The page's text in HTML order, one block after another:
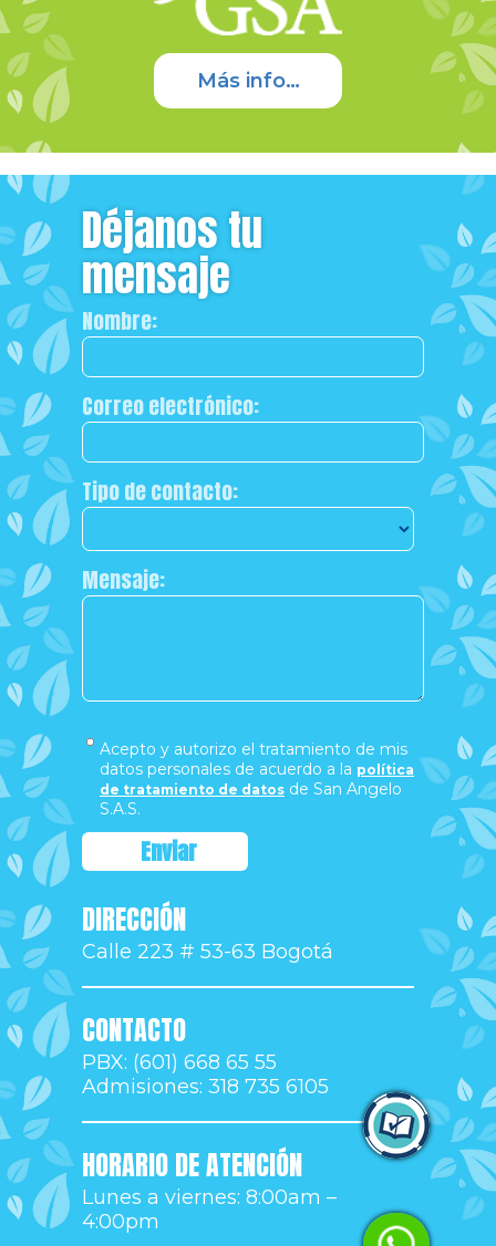
Más info…
Ingresa a Control Academic
Déjanos tu
mensaje
Nombre:
Correo electrónico:
Tipo de contacto:
Mensaje:
Acepto y autorizo el tratamiento de mis
datos personales de acuerdo a la política
de tratamiento de datos de San Angelo
S.A.S.
DIRECCIÓN
Calle 223 # 53-63 Bogotá
CONTACTO
PBX: (601) 668 65 55
Admisiones: 318 735 6105
HORARIO DE ATENCIÓN
Lunes a viernes: 8:00am –
4:00pm